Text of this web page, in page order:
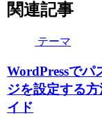
関連記事
テーマ
WordPressでパ
ジを設定する
イド